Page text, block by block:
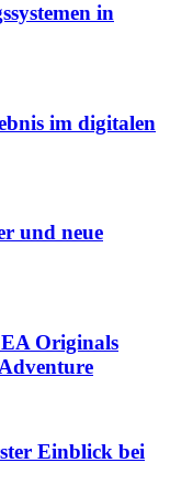
in
im digitalen
und neue
Originals
Einblick bei